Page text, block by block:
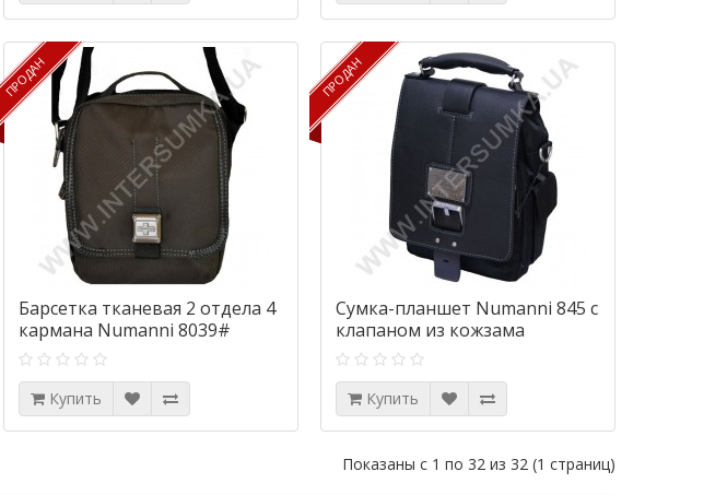
ПРОДАН
ПРОДАН
Барсетка тканевая 2 отдела 4
кармана Numanni 8039#
Купить
ПРОДАН
ПРОДАН
Сумка-планшет Numanni 845 с
клапаном из кожзама
Купить
Показаны с 1 по 32 из 32 (1 страниц)